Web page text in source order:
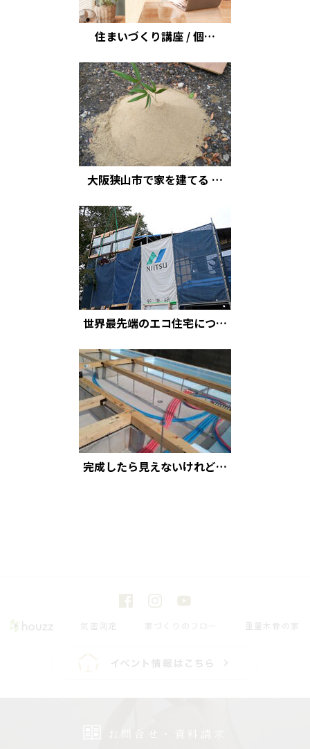
住まいづくり講座 / 個…
大阪狭山市で家を建てる …
世界最先端のエコ住宅につ…
完成したら見えないけれど…
気密測定 家づくりのフロー 重量木骨の家
お問合せ・資料請求